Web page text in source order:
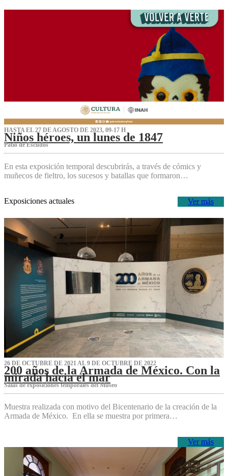
HASTA EL 27 DE AGOSTO DE 2023, 09-17 H
Niños héroes, un lunes de 1847
Patio de Escudos
En esta exposición temporal descubrirás, a través de cómics y
muñecos de fieltro, los sucesos y batallas que formaron…
Ver más
Exposiciones actuales
26 DE OCTUBRE DE 2021 AL 9 DE OCTUBRE DE 2022
200 años de la Armada de México. Con la
mirada hacia el mar
Salas de exposiciones temporales del Museo‌
Muestra realizada con motivo del Bicentenario de la creación de la
Armada de México. En ella se muestra por primera…
Ver más